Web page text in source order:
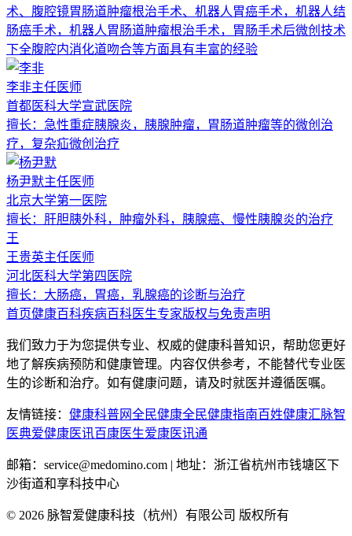
术、腹腔镜胃肠道肿瘤根治手术、机器人胃癌手术，机器人结
肠癌手术，机器人胃肠道肿瘤根治手术，胃肠手术后微创技术
下全腹腔内消化道吻合等方面具有丰富的经验
李非主任医师
首都医科大学宣武医院
擅长： 急性重症胰腺炎，胰腺肿瘤，胃肠道肿瘤等的微创治
疗，复杂疝微创治疗
杨尹默主任医师
北京大学第一医院
擅长： 肝胆胰外科，肿瘤外科，胰腺癌、慢性胰腺炎的治疗
王
王贵英主任医师
河北医科大学第四医院
擅长： 大肠癌，胃癌，乳腺癌的诊断与治疗
首页健康百科疾病百科医生专家版权与免责声明
我们致力于为您提供专业、权威的健康科普知识，帮助您更好
地了解疾病预防和健康管理。内容仅供参考，不能替代专业医
生的诊断和治疗。如有健康问题，请及时就医并遵循医嘱。
友情链接： 健康科普网全民健康全民健康指南百姓健康汇脉智
医典爱健康医讯百康医生爱康医讯通
邮箱：service@medomino.com | 地址：浙江省杭州市钱塘区下
沙街道和享科技中心
© 2026 脉智爱健康科技（杭州）有限公司 版权所有